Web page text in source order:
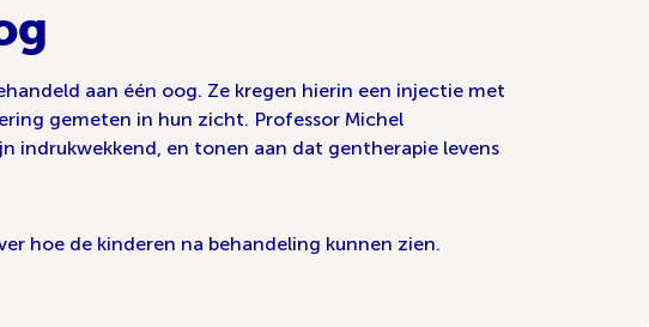
aan één oog. Ze kregen hierin een injectie met
gemeten in hun zicht. Professor Michel
indrukwekkend, en tonen aan dat gentherapie levens
hoe de kinderen na behandeling kunnen zien.